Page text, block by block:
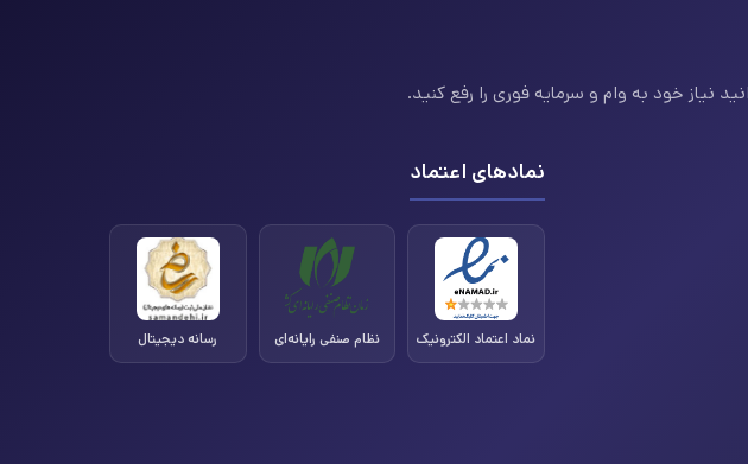
نیاز خود به وام و سرمایه فوری را رفع کنید.
نمادهای اعتماد
نماد اعتماد الکترونیک نظام صنفی رایانه‌ای رسانه دیجیتال